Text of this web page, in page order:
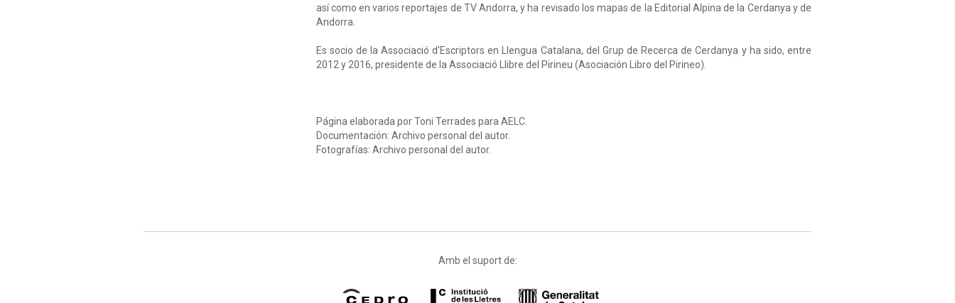
así como en varios reportajes de TV Andorra, y ha revisado los mapas de la Editorial Alpina de la Cerdanya y de
Andorra.
Es socio de la Associació d'Escriptors en Llengua Catalana, del Grup de Recerca de Cerdanya y ha sido, entre
2012 y 2016, presidente de la Associació Llibre del Pirineu (Asociación Libro del Pirineo).
Página elaborada por Toni Terrades para AELC.
Documentación: Archivo personal del autor.
Fotografías: Archivo personal del autor.
Amb el suport de: